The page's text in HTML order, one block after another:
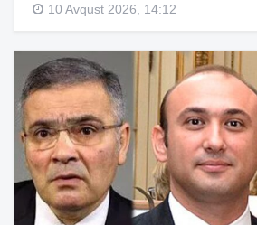
10 Avqust 2026, 14:12